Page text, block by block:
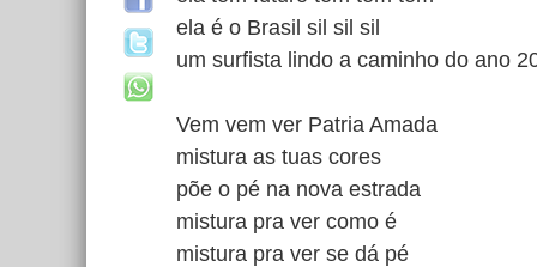
ela é o Brasil sil sil sil
um surfista lindo a caminho do ano
Vem vem ver Patria Amada
mistura as tuas cores
põe o pé na nova estrada
mistura pra ver como é
mistura pra ver se dá pé